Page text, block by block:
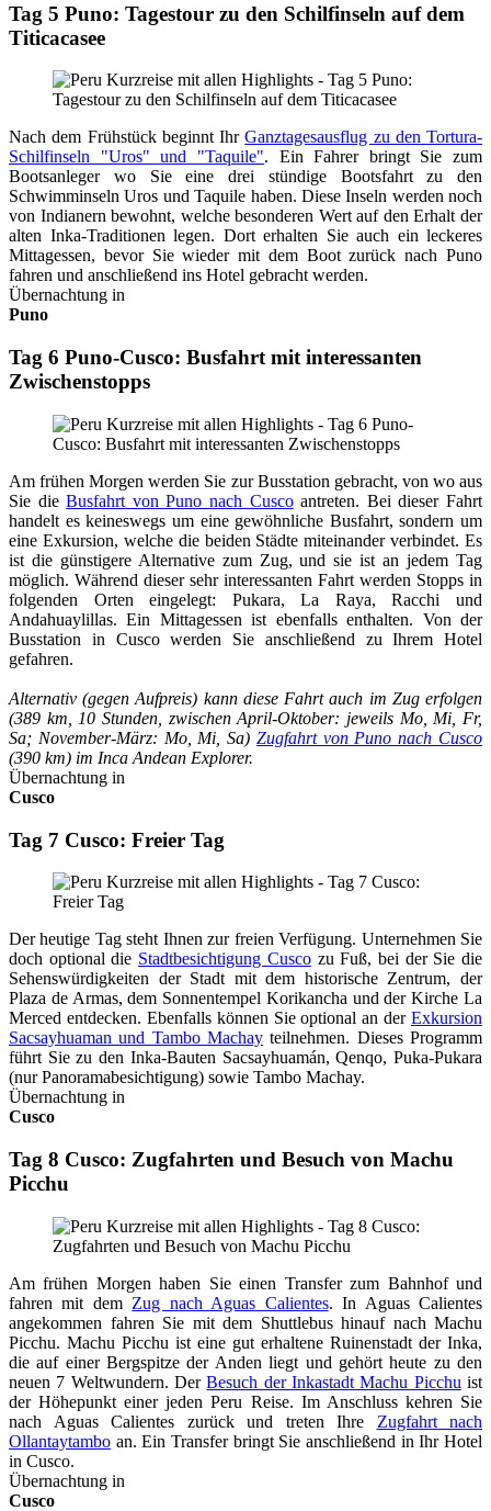
Tag 5 Puno: Tagestour zu den Schilfinseln auf dem
Titicacasee
Nach dem Frühstück beginnt IhrGanztagesausflug zu den Tortura-
Schilfinseln "Uros" und "Taquile". Ein Fahrer bringt Sie zum
Bootsanleger wo Sie eine drei stündige Bootsfahrt zu den
Schwimminseln Uros und Taquile haben. Diese Inseln werden noch
von Indianern bewohnt, welche besonderen Wert auf den Erhalt der
alten Inka-Traditionen legen. Dort erhalten Sie auch ein leckeres
Mittagessen, bevor Sie wieder mit dem Boot zurück nach Puno
fahren und anschließend ins Hotel gebracht werden.
Übernachtung in
Puno
Tag 6 Puno-Cusco: Busfahrt mit interessanten
Zwischenstopps
Am frühen Morgen werden Sie zur Busstation gebracht, von wo aus
Sie dieBusfahrt von Puno nach Cuscoantreten. Bei dieser Fahrt
handelt es keineswegs um eine gewöhnliche Busfahrt, sondern um
eine Exkursion, welche die beiden Städte miteinander verbindet. Es
ist die günstigere Alternative zum Zug, und sie ist an jedem Tag
möglich. Während dieser sehr interessanten Fahrt werden Stopps in
folgenden Orten eingelegt: Pukara, La Raya, Racchi und
Andahuaylillas. Ein Mittagessen ist ebenfalls enthalten. Von der
Busstation in Cusco werden Sie anschließend zu Ihrem Hotel
gefahren.
Alternativ (gegen Aufpreis) kann diese Fahrt auch im Zug erfolgen
(389 km, 10 Stunden, zwischen April-Oktober: jeweils Mo, Mi, Fr,
Sa; November-März: Mo, Mi, Sa) Zugfahrt von Puno nach Cusco
(390 km) im Inca Andean Explorer.
Übernachtung in
Cusco
Tag 7 Cusco: Freier Tag
Der heutige Tag steht Ihnen zur freien Verfügung. Unternehmen Sie
doch optional die Stadtbesichtigung Cuscozu Fuß, bei der Sie die
Sehenswürdigkeiten der Stadt mit dem historische Zentrum, der
Plaza de Armas, dem Sonnentempel Korikancha und der Kirche La
Merced entdecken. Ebenfalls können Sie optional an der Exkursion
Sacsayhuaman und Tambo Machay teilnehmen. Dieses Programm
führt Sie zu den Inka-Bauten Sacsayhuamán, Qenqo, Puka-Pukara
(nur Panoramabesichtigung) sowie Tambo Machay.
Übernachtung in
Cusco
Tag 8 Cusco: Zugfahrten und Besuch von Machu
Picchu
Am frühen Morgen haben Sie einen Transfer zum Bahnhof und
fahren mit dem Zug nach Aguas Calientes. In Aguas Calientes
angekommen fahren Sie mit dem Shuttlebus hinauf nach Machu
Picchu. Machu Picchu ist eine gut erhaltene Ruinenstadt der Inka,
die auf einer Bergspitze der Anden liegt und gehört heute zu den
neuen 7 Weltwundern. DerBesuch der Inkastadt Machu Picchu ist
der Höhepunkt einer jeden Peru Reise. Im Anschluss kehren Sie
nach Aguas Calientes zurück und treten Ihre Zugfahrt nach
Ollantaytambo an. Ein Transfer bringt Sie anschließend in Ihr Hotel
in Cusco.
Übernachtung in
Cusco